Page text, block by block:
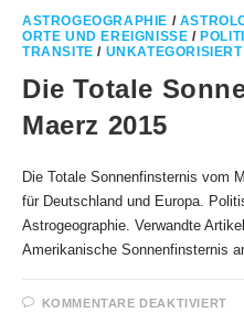
ASTROGEOGRAPHIE /
ORTE UND EREIGNISSE /
TRANSITE / UNKATEGORISIERT
Die Totale
Maerz 2015
Die Totale Sonnenfinsternis vom
für Deutschland und Europa.
Astrogeographie. Verwandte
Amerikanische Sonnenfinsternis
KOMMENTARE DEAKTIVIERT